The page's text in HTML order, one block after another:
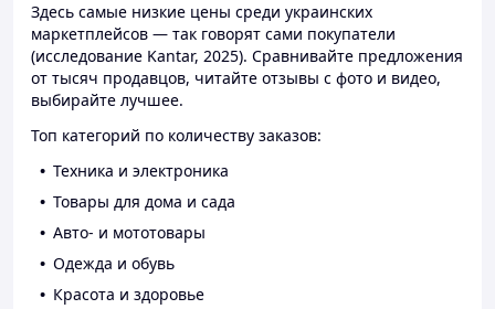
Здесь самые низкие цены среди украинских
маркетплейсов — так говорят сами покупатели
(исследование Kantar, 2025). Сравнивайте предложения
от тысяч продавцов, читайте отзывы с фото и видео,
выбирайте лучшее.
Топ категорий по количеству заказов:
Техника и электроника
Товары для дома и сада
Авто- и мототовары
Одежда и обувь
Красота и здоровье